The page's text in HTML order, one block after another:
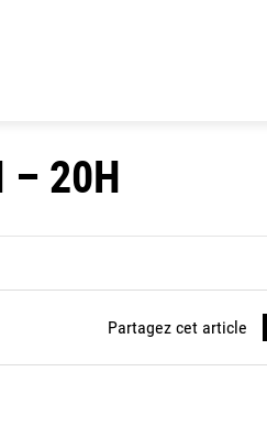
– 20H
Partagez cet article